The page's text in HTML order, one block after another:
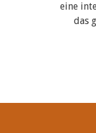
eine
das